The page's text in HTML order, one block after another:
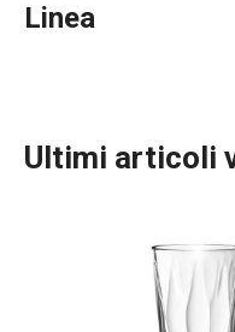
Linea
Bevande
Ultimi articoli